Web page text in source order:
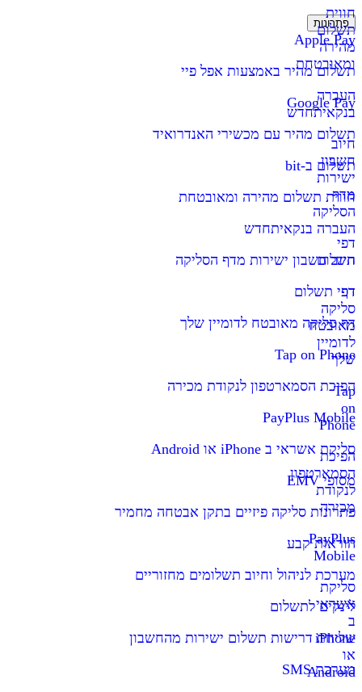
חווית
תשלום
מהירה
ומאובטחת
העברה
בנקאיתחדש
חיוב
חשבון
ישירות
מדף
הסליקה
דפי
תשלום
דף
סליקה
מאובטח
לדומיין
שלך
Tap
on
Phone
הפיכת
הסמארטפון
לנקודת
מכירה
PayPlus
Mobile
סליקת
אשראי
ב
iPhone
או
Android
פתרונות
Apple Pay
תשלום מהיר באמצעות אפל פיי
Google Pay
תשלום מהיר עם מכשירי האנדרואיד
תשלום ב-bit
חווית תשלום מהירה ומאובטחת
העברה בנקאיתחדש
חיוב חשבון ישירות מדף הסליקה
דפי תשלום
דף סליקה מאובטח לדומיין שלך
Tap on Phone
הפיכת הסמארטפון לנקודת מכירה
PayPlus Mobile
סליקת אשראי ב iPhone או Android
מסופי EMV
פתרונות סליקה פיזיים בתקן אבטחה מחמיר
הוראות קבע
מערכת לניהול וחיוב תשלומים מחזוריים
לינקים לתשלום
שליחת דרישות תשלום ישירות מהחשבון
מערכת SMS